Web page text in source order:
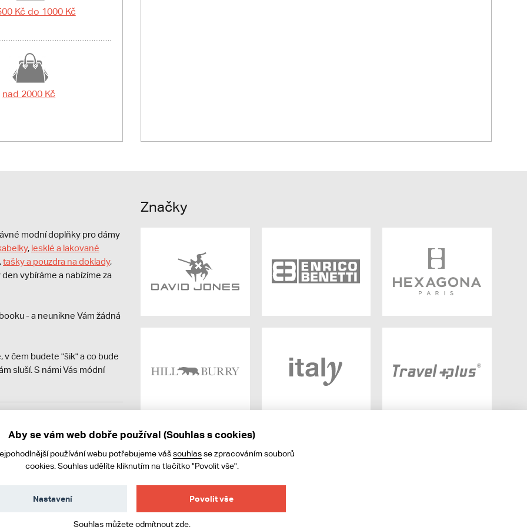
Kč do 1000 Kč
nad 2000 Kč
modní doplňky pro dámy
, lesklé a lakované
,tašky a pouzdra na doklady,
vybíráme a nabízíme za
- a neunikne Vám žádná
v čem budete "šik" a co bude
sluší. S námi Vás módní
online; v případě
Značky
Aby se vám web dobře používal (Souhlas s cookies)
používání webu potřebujeme vášsouhlasse zpracováním souborů
cookies. Souhlas udělíte kliknutím na tlačítko "Povolit vše".
Povolit vše
Nastavení
Souhlas můžete odmítnoutzde.